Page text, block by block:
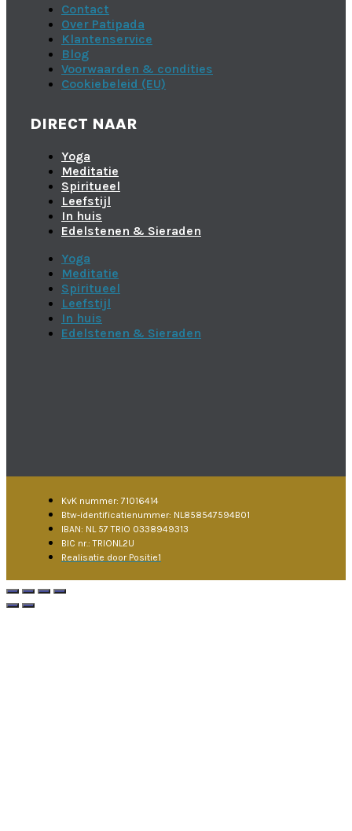
Contact
Over Patipada
Klantenservice
Blog
Voorwaarden & condities
Cookiebeleid (EU)
DIRECT NAAR
Yoga
Meditatie
Spiritueel
Leefstijl
In huis
Edelstenen & Sieraden
Yoga
Meditatie
Spiritueel
Leefstijl
In huis
Edelstenen & Sieraden
KvK nummer: 71016414
Btw-identificatienummer: NL858547594B01
IBAN: NL 57 TRIO 0338949313
BIC nr.: TRIONL2U
Realisatie door Positie1